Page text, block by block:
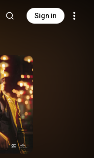
Sign in